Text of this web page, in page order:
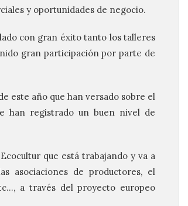
y oportunidades de negocio.
con gran éxito tanto los talleres
gran participación por parte de
este año que han versado sobre el
han registrado un buen nivel de
que está trabajando y va a
asociaciones de productores, el
a través del proyecto europeo